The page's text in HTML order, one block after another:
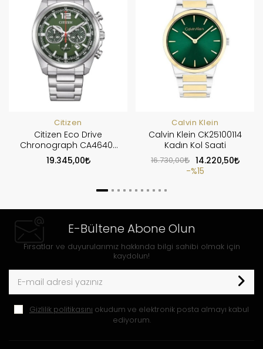
Citizen
Citizen Eco Drive
Chronograph CA4640-
50X
19.345,00
Calvin Klein
Calvin Klein CK25100114
Kadın Kol Saati
16.730,00
14.220,50
%15
E-Bültene Abone Olun
Fırsatlar ve duyurularımız hakkında bilgi sahibi olmak için
kaydolun!
Gizlilik politikasını okudum ve elektronik posta almayı kabul
ediyorum.